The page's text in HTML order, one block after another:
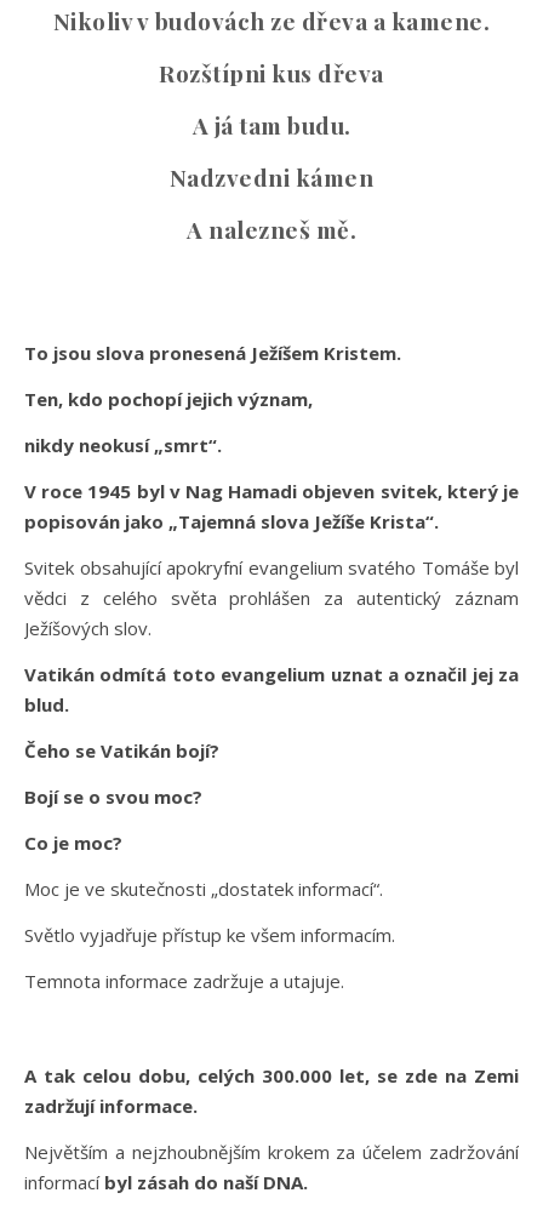
Nikoliv v budovách ze dřeva a kamene.
Rozštípni kus dřeva
A já tam budu.
Nadzvedni kámen
A nalezneš mě.
To jsou slova pronesená Ježíšem Kristem.
Ten, kdo pochopí jejich význam,
nikdy neokusí „smrt“.
V roce 1945 byl v Nag Hamadi objeven svitek, který je
popisován jako „Tajemná slova Ježíše Krista“.
Svitek obsahující apokryfní evangelium svatého Tomáše byl
vědci z celého světa prohlášen za autentický záznam
Ježíšových slov.
Vatikán odmítá toto evangelium uznat a označil jej za
blud.
Čeho se Vatikán bojí?
Bojí se o svou moc?
Co je moc?
Moc je ve skutečnosti „dostatek informací“.
Světlo vyjadřuje přístup ke všem informacím.
Temnota informace zadržuje a utajuje.
A tak celou dobu, celých 300.000 let, se zde na Zemi
zadržují informace.
Největším a nejzhoubnějším krokem za účelem zadržování
informací byl zásah do naší DNA.